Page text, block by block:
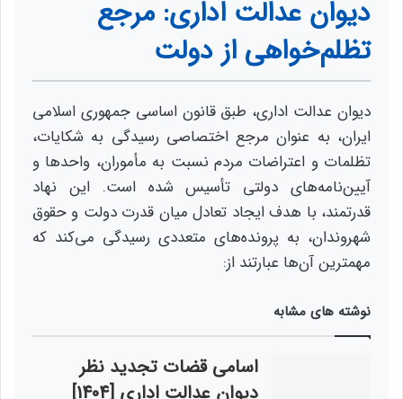
دیوان عدالت اداری: مرجع
تظلم‌خواهی از دولت
دیوان عدالت اداری، طبق قانون اساسی جمهوری اسلامی
ایران، به عنوان مرجع اختصاصی رسیدگی به شکایات،
تظلمات و اعتراضات مردم نسبت به مأموران، واحدها و
آیین‌نامه‌های دولتی تأسیس شده است. این نهاد
قدرتمند، با هدف ایجاد تعادل میان قدرت دولت و حقوق
شهروندان، به پرونده‌های متعددی رسیدگی می‌کند که
مهمترین آن‌ها عبارتند از:
نوشته های مشابه
اسامی قضات تجدید نظر
دیوان عدالت اداری [1404]